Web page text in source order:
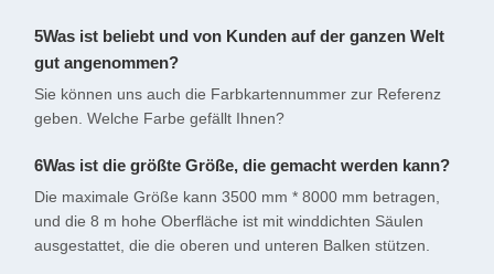
5Was ist beliebt und von Kunden auf der ganzen Welt
gut angenommen?
Sie können uns auch die Farbkartennummer zur Referenz
geben. Welche Farbe gefällt Ihnen?
6Was ist die größte Größe, die gemacht werden kann?
Die maximale Größe kann 3500 mm * 8000 mm betragen,
und die 8 m hohe Oberfläche ist mit winddichten Säulen
ausgestattet, die die oberen und unteren Balken stützen.